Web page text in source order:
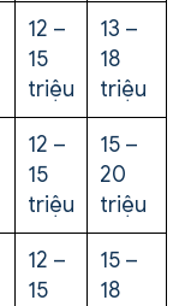
12 –
15
triệu
13 –
18
triệu
12 –
15
triệu
15 –
20
triệu
12 –
15
15 –
18